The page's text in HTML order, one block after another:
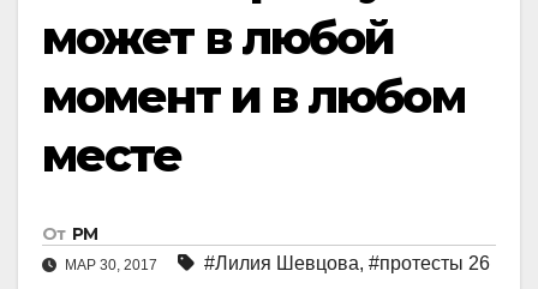
может в любой
момент и в любом
месте
От РМ
МАР 30, 2017 #Лилия Шевцова, #протесты 26